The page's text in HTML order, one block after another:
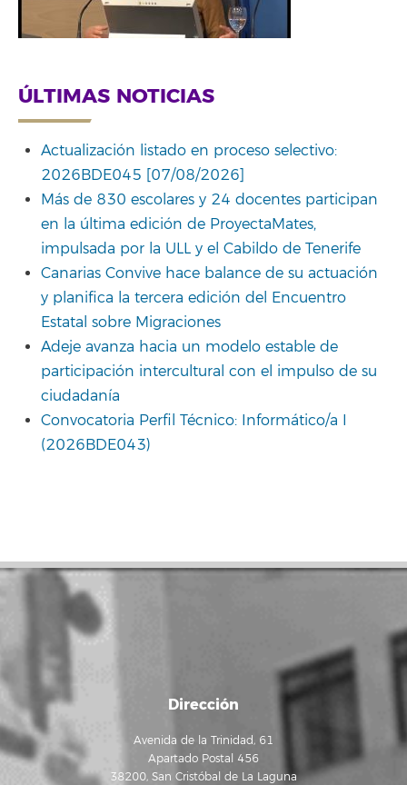
ÚLTIMAS NOTICIAS
Actualización listado en proceso selectivo:
2026BDE045 [07/08/2026]
Más de 830 escolares y 24 docentes participan
en la última edición de ProyectaMates,
impulsada por la ULL y el Cabildo de Tenerife
Canarias Convive hace balance de su actuación
y planifica la tercera edición del Encuentro
Estatal sobre Migraciones
Adeje avanza hacia un modelo estable de
participación intercultural con el impulso de su
ciudadanía
Convocatoria Perfil Técnico: Informático/a I
(2026BDE043)
Dirección
Avenida de la Trinidad, 61
Apartado Postal 456
38200, San Cristóbal de La Laguna